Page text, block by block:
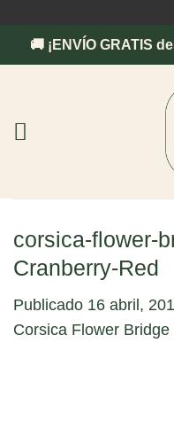
contenido
🚚 ¡ENVÍO GRATIS
corsica-flower-
Cranberry-Red
Publicado 16 abril,
Corsica Flower